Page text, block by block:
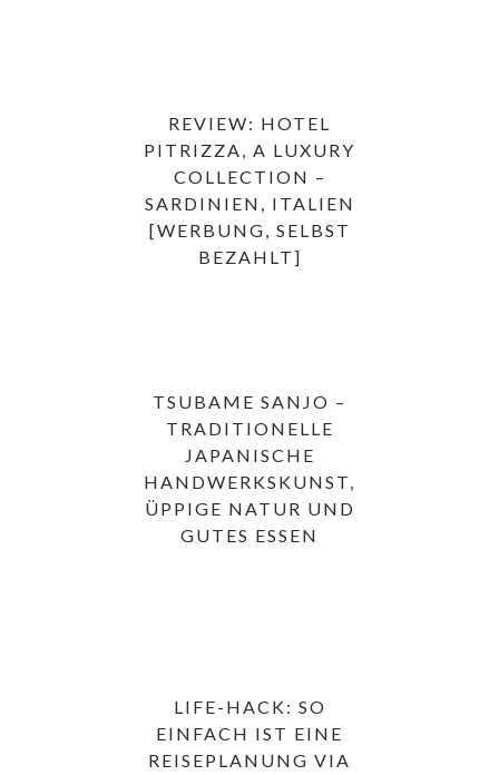
REVIEW: HOTEL
PITRIZZA, A LUXURY
COLLECTION –
SARDINIEN, ITALIEN
[WERBUNG, SELBST
BEZAHLT]
TSUBAME SANJO –
TRADITIONELLE
JAPANISCHE
HANDWERKSKUNST,
ÜPPIGE NATUR UND
GUTES ESSEN
LIFE-HACK: SO
EINFACH IST EINE
REISEPLANUNG VIA